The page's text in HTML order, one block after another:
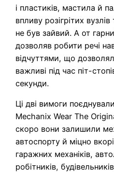
і пластиків, мастила й
впливу розігрітих
не був зайвий. А от
дозволяв робити речі
відчуттями, що
важливі під час піт-
секунди.
Ці дві вимоги
Mechanix Wear The
скоро вони залишили
автоспорту й міцно
гаражних механіків,
робітників,